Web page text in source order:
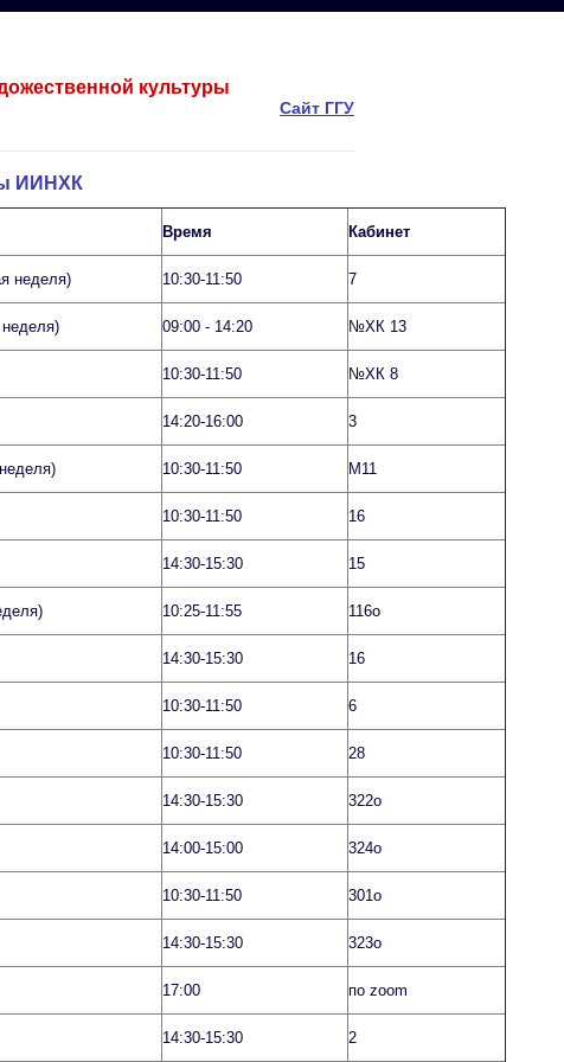
культуры
Сайт ГГУ
ИИНХК
Время Кабинет
неделя) 10:30-11:50 7
09:00 - 14:20 №ХК 13
10:30-11:50 №ХК 8
14:20-16:00 3
10:30-11:50 М11
10:30-11:50 16
14:30-15:30 15
10:25-11:55 116о
14:30-15:30 16
10:30-11:50 6
10:30-11:50 28
14:30-15:30 322о
14:00-15:00 324о
10:30-11:50 301о
14:30-15:30 323о
17:00 по zoom
14:30-15:30 2